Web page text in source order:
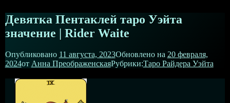
Девятка Пентаклей таро Уэйта
значение | Rider Waite
Опубликовано 11 августа, 2023Обновлено на 20 февраля,
2024от Анна ПреображенскаяРубрики:Таро Райдера Уэйта